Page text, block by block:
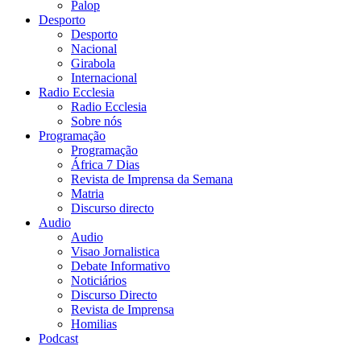
Palop
Desporto
Desporto
Nacional
Girabola
Internacional
Radio Ecclesia
Radio Ecclesia
Sobre nós
Programação
Programação
África 7 Dias
Revista de Imprensa da Semana
Matria
Discurso directo
Audio
Audio
Visao Jornalistica
Debate Informativo
Noticiários
Discurso Directo
Revista de Imprensa
Homilias
Podcast